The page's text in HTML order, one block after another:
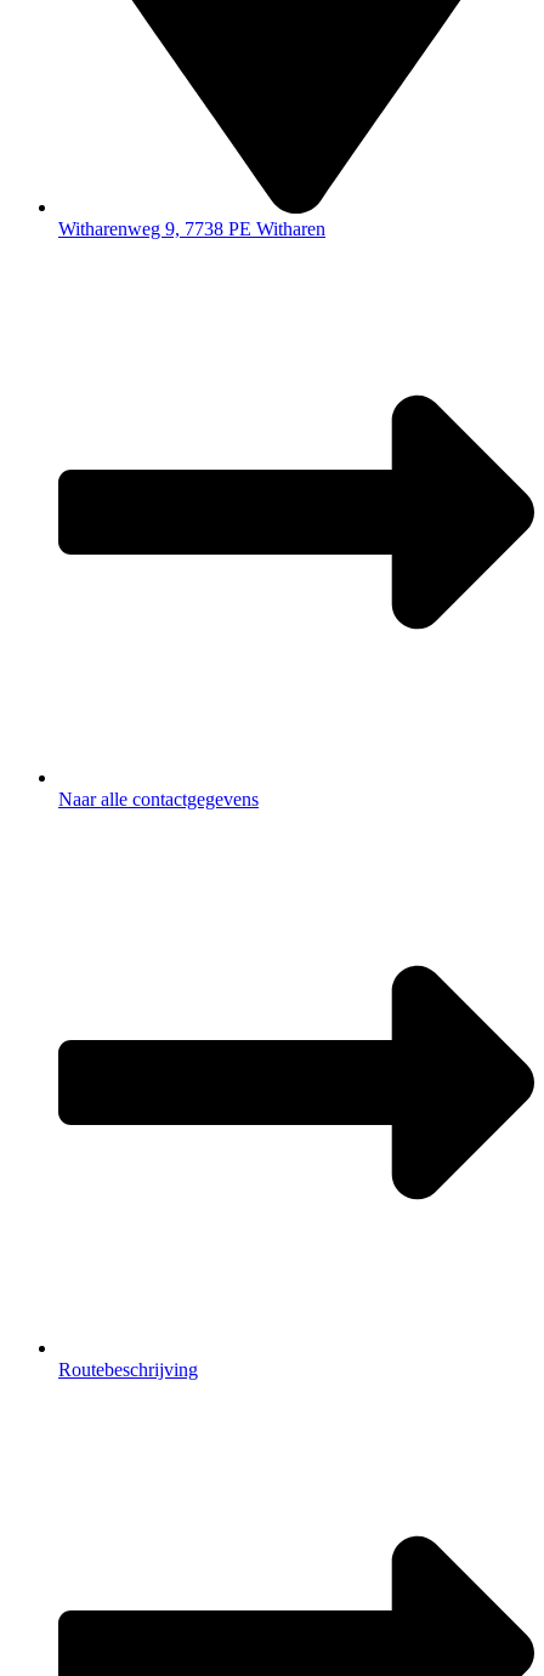
Witharenweg 9, 7738 PE Witharen
Naar alle contactgegevens
Routebeschrijving